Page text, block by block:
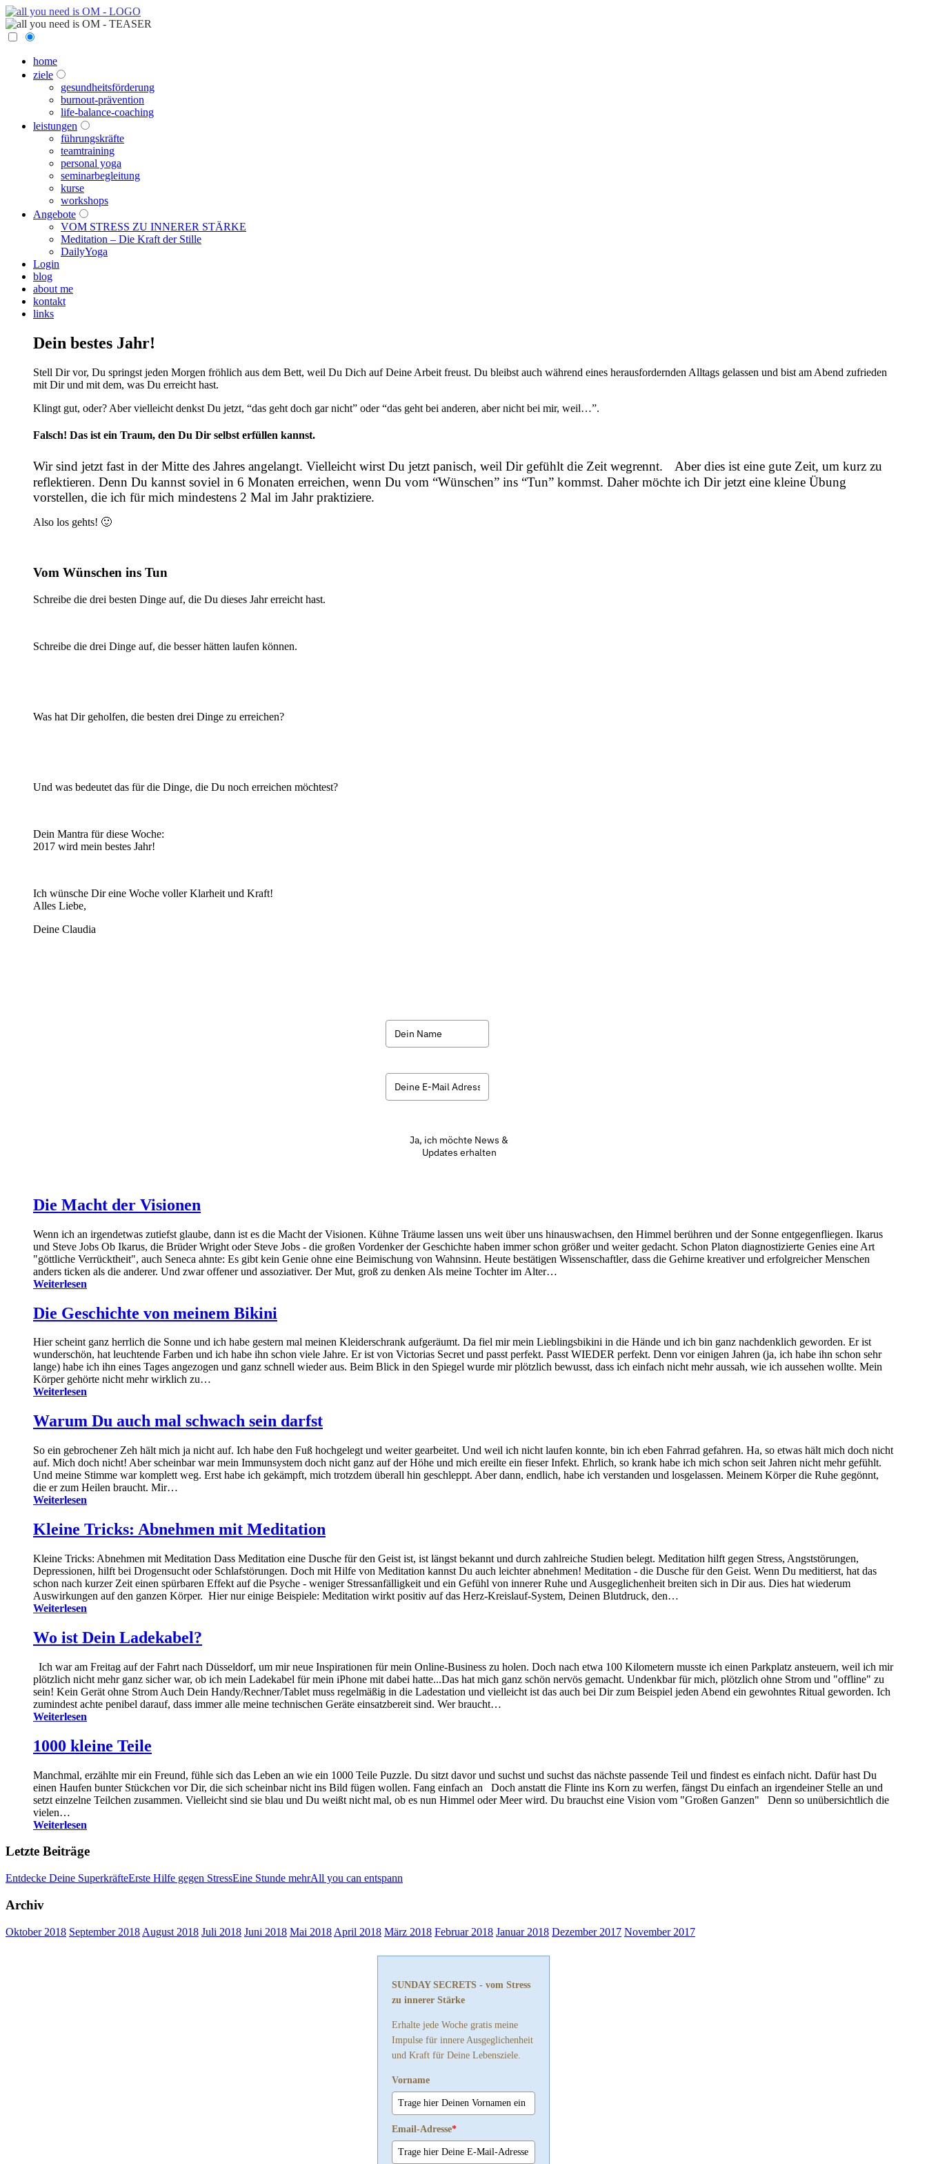
home
ziele
gesundheitsförderung
burnout-prävention
life-balance-coaching
leistungen
führungskräfte
teamtraining
personal yoga
seminarbegleitung
kurse
workshops
Angebote
VOM STRESS ZU INNERER STÄRKE
Meditation – Die Kraft der Stille
DailyYoga
Login
blog
about me
kontakt
links
Dein bestes Jahr!
Stell Dir vor, Du springst jeden Morgen fröhlich aus dem Bett, weil Du Dich auf Deine Arbeit freust. Du bleibst auch während eines herausfordernden Alltags gelassen und bist am Abend zufrieden
mit Dir und mit dem, was Du erreicht hast.
Klingt gut, oder? Aber vielleicht denkst Du jetzt, “das geht doch gar nicht” oder “das geht bei anderen, aber nicht bei mir, weil…”.
Falsch! Das ist ein Traum, den Du Dir selbst erfüllen kannst.
Wir sind jetzt fast in der Mitte des Jahres angelangt. Vielleicht wirst Du jetzt panisch, weil Dir gefühlt die Zeit wegrennt. Aber dies ist eine gute Zeit, um kurz zu
reflektieren. Denn Du kannst soviel in 6 Monaten erreichen, wenn Du vom “Wünschen” ins “Tun” kommst. Daher möchte ich Dir jetzt eine kleine Übung
vorstellen, die ich für mich mindestens 2 Mal im Jahr praktiziere.
Also los gehts! 🙂
Vom Wünschen ins Tun
Schreibe die drei besten Dinge auf, die Du dieses Jahr erreicht hast.
Schreibe die drei Dinge auf, die besser hätten laufen können.
Was hat Dir geholfen, die besten drei Dinge zu erreichen?
Und was bedeutet das für die Dinge, die Du noch erreichen möchtest?
Dein Mantra für diese Woche:
2017 wird mein bestes Jahr!
Ich wünsche Dir eine Woche voller Klarheit und Kraft!
Alles Liebe,
Deine Claudia
Ja, ich möchte News &
Updates erhalten
Die Macht der Visionen
Wenn ich an irgendetwas zutiefst glaube, dann ist es die Macht der Visionen. Kühne Träume lassen uns weit über uns hinauswachsen, den Himmel berühren und der Sonne entgegenfliegen. Ikarus
und Steve Jobs Ob Ikarus, die Brüder Wright oder Steve Jobs - die großen Vordenker der Geschichte haben immer schon größer und weiter gedacht. Schon Platon diagnostizierte Genies eine Art
"göttliche Verrücktheit", auch Seneca ahnte: Es gibt kein Genie ohne eine Beimischung von Wahnsinn. Heute bestätigen Wissenschaftler, dass die Gehirne kreativer und erfolgreicher Menschen
anders ticken als die anderer. Und zwar offener und assoziativer. Der Mut, groß zu denken Als meine Tochter im Alter…
Weiterlesen
Die Geschichte von meinem Bikini
Hier scheint ganz herrlich die Sonne und ich habe gestern mal meinen Kleiderschrank aufgeräumt. Da fiel mir mein Lieblingsbikini in die Hände und ich bin ganz nachdenklich geworden. Er ist
wunderschön, hat leuchtende Farben und ich habe ihn schon viele Jahre. Er ist von Victorias Secret und passt perfekt. Passt WIEDER perfekt. Denn vor einigen Jahren (ja, ich habe ihn schon sehr
lange) habe ich ihn eines Tages angezogen und ganz schnell wieder aus. Beim Blick in den Spiegel wurde mir plötzlich bewusst, dass ich einfach nicht mehr aussah, wie ich aussehen wollte. Mein
Körper gehörte nicht mehr wirklich zu…
Weiterlesen
Warum Du auch mal schwach sein darfst
So ein gebrochener Zeh hält mich ja nicht auf. Ich habe den Fuß hochgelegt und weiter gearbeitet. Und weil ich nicht laufen konnte, bin ich eben Fahrrad gefahren. Ha, so etwas hält mich doch nicht
auf. Mich doch nicht! Aber scheinbar war mein Immunsystem doch nicht ganz auf der Höhe und mich ereilte ein fieser Infekt. Ehrlich, so krank habe ich mich schon seit Jahren nicht mehr gefühlt.
Und meine Stimme war komplett weg. Erst habe ich gekämpft, mich trotzdem überall hin geschleppt. Aber dann, endlich, habe ich verstanden und losgelassen. Meinem Körper die Ruhe gegönnt,
die er zum Heilen braucht. Mir…
Weiterlesen
Kleine Tricks: Abnehmen mit Meditation
Kleine Tricks: Abnehmen mit Meditation Dass Meditation eine Dusche für den Geist ist, ist längst bekannt und durch zahlreiche Studien belegt. Meditation hilft gegen Stress, Angststörungen,
Depressionen, hilft bei Drogensucht oder Schlafstörungen. Doch mit Hilfe von Meditation kannst Du auch leichter abnehmen! Meditation - die Dusche für den Geist. Wenn Du meditierst, hat das
schon nach kurzer Zeit einen spürbaren Effekt auf die Psyche - weniger Stressanfälligkeit und ein Gefühl von innerer Ruhe und Ausgeglichenheit breiten sich in Dir aus. Dies hat wiederum
Auswirkungen auf den ganzen Körper. Hier nur einige Beispiele: Meditation wirkt positiv auf das Herz-Kreislauf-System, Deinen Blutdruck, den…
Weiterlesen
Wo ist Dein Ladekabel?
Ich war am Freitag auf der Fahrt nach Düsseldorf, um mir neue Inspirationen für mein Online-Business zu holen. Doch nach etwa 100 Kilometern musste ich einen Parkplatz ansteuern, weil ich mir
plötzlich nicht mehr ganz sicher war, ob ich mein Ladekabel für mein iPhone mit dabei hatte...Das hat mich ganz schön nervös gemacht. Undenkbar für mich, plötzlich ohne Strom und "offline" zu
sein! Kein Gerät ohne Strom Auch Dein Handy/Rechner/Tablet muss regelmäßig in die Ladestation und vielleicht ist das auch bei Dir zum Beispiel jeden Abend ein gewohntes Ritual geworden. Ich
zumindest achte penibel darauf, dass immer alle meine technischen Geräte einsatzbereit sind. Wer braucht…
Weiterlesen
1000 kleine Teile
Manchmal, erzählte mir ein Freund, fühle sich das Leben an wie ein 1000 Teile Puzzle. Du sitzt davor und suchst und suchst das nächste passende Teil und findest es einfach nicht. Dafür hast Du
einen Haufen bunter Stückchen vor Dir, die sich scheinbar nicht ins Bild fügen wollen. Fang einfach an Doch anstatt die Flinte ins Korn zu werfen, fängst Du einfach an irgendeiner Stelle an und
setzt einzelne Teilchen zusammen. Vielleicht sind sie blau und Du weißt nicht mal, ob es nun Himmel oder Meer wird. Du brauchst eine Vision vom "Großen Ganzen" Denn so unübersichtlich die
vielen…
Weiterlesen
Letzte Beiträge
Entdecke Deine SuperkräfteErste Hilfe gegen StressEine Stunde mehrAll you can entspann
Archiv
Oktober 2018 September 2018 August 2018 Juli 2018 Juni 2018 Mai 2018 April 2018 März 2018 Februar 2018 Januar 2018 Dezember 2017 November 2017
SUNDAY SECRETS - vom Stress
zu innerer Stärke
Erhalte jede Woche gratis meine
Impulse für innere Ausgeglichenheit
und Kraft für Deine Lebensziele.
Vorname
Email-Adresse*